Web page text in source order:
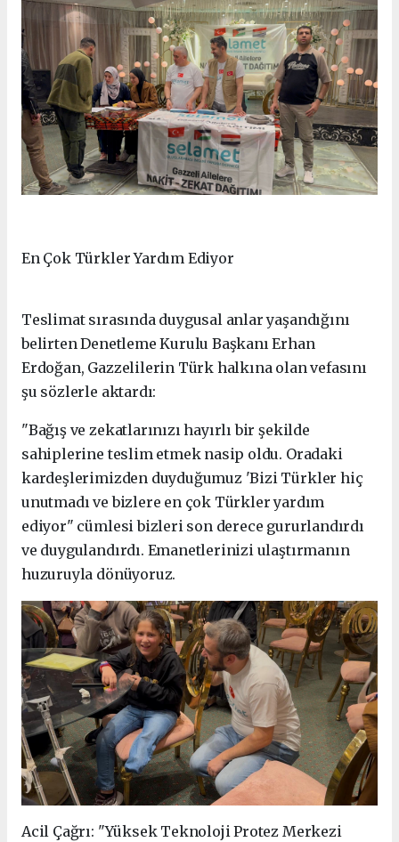
En Çok Türkler Yardım Ediyor
Teslimat sırasında duygusal anlar yaşandığını
belirten Denetleme Kurulu Başkanı Erhan
Erdoğan, Gazzelilerin Türk halkına olan vefasını
şu sözlerle aktardı:
"Bağış ve zekatlarınızı hayırlı bir şekilde
sahiplerine teslim etmek nasip oldu. Oradaki
kardeşlerimizden duyduğumuz 'Bizi Türkler hiç
unutmadı ve bizlere en çok Türkler yardım
ediyor" cümlesi bizleri son derece gururlandırdı
ve duygulandırdı. Emanetlerinizi ulaştırmanın
huzuruyla dönüyoruz.
Acil Çağrı: "Yüksek Teknoloji Protez Merkezi